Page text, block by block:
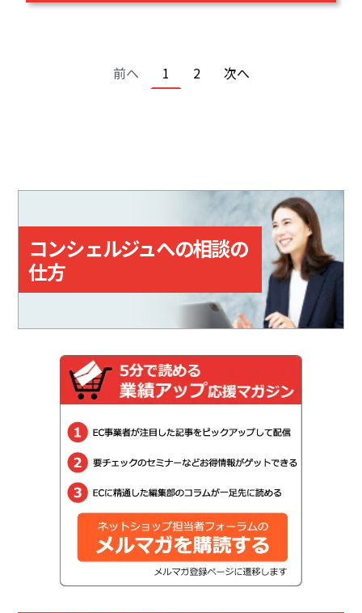
前ページ
前へ カレントページ
1 ページ
2 次ページ
次へ
コンシェルジュへの相談の
仕方